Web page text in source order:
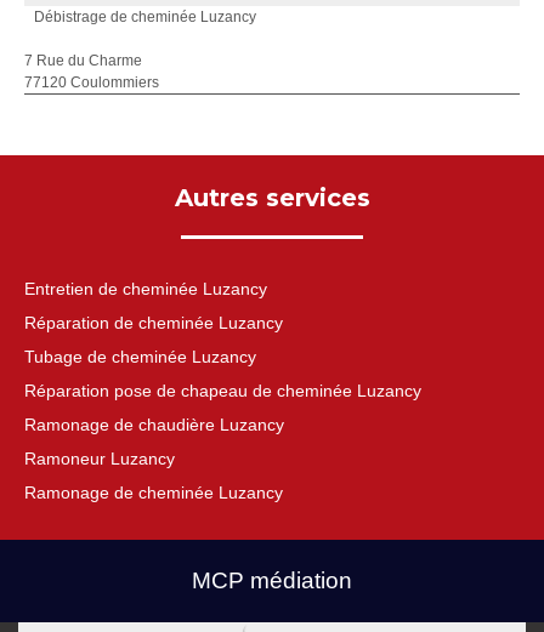
Débistrage de cheminée Luzancy
7 Rue du Charme
77120 Coulommiers
Autres services
Entretien de cheminée Luzancy
Réparation de cheminée Luzancy
Tubage de cheminée Luzancy
Réparation pose de chapeau de cheminée Luzancy
Ramonage de chaudière Luzancy
Ramoneur Luzancy
Ramonage de cheminée Luzancy
MCP médiation